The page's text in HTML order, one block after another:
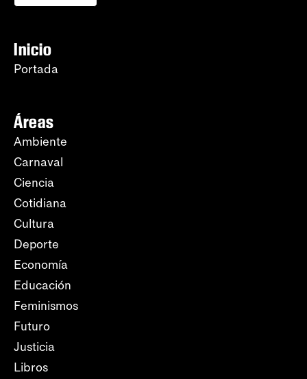
Inicio
Portada
Áreas
Ambiente
Carnaval
Ciencia
Cotidiana
Cultura
Deporte
Economía
Educación
Feminismos
Futuro
Justicia
Libros